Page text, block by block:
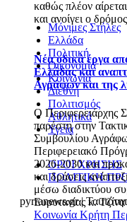
καθώς πλέον
και ανοίγει ο
Νέα οδικά έργα
Ελλάδας και
Αγράφων και της
Ο Περιφερειάρχης
παρέστη στην
Συμβουλίου
Περιφερειακό
2026-2030 και
και δράσεις
μέσω διαδικτύου
Ευρυτανίας κ.
Κοινωνία Κρήτη
Μόνιμες Στήλες
Ελλάδα
Πολιτική
Οικονομία
Κοινωνία
Διεθνή
Πολιτισμός
Αθλητικά
Υγεία
ΟΡΟΙ ΧΡΗΣΗΣ
ΠΟΛΙΤΙΚΗ
pyrranews.gr |